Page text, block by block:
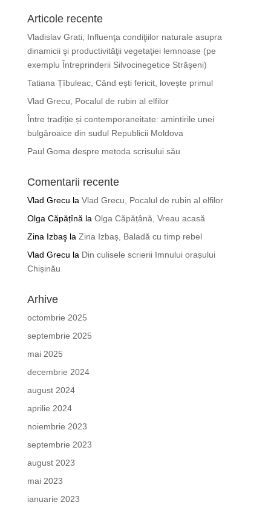
Articole recente
Vladislav Grati, Influenţa condiţiilor naturale asupra
dinamicii şi productivităţii vegetaţiei lemnoase (pe
exemplu Întreprinderii Silvocinegetice Străşeni)
Tatiana Țîbuleac, Când ești fericit, lovește primul
Vlad Grecu, Pocalul de rubin al elfilor
Între tradiție și contemporaneitate: amintirile unei
bulgăroaice din sudul Republicii Moldova
Paul Goma despre metoda scrisului său
Comentarii recente
Vlad Grecu la Vlad Grecu, Pocalul de rubin al elfilor
Olga Căpățînă la Olga Căpățână, Vreau acasă
Zina Izbaşla Zina Izbaș, Baladă cu timp rebel
Vlad Grecu la Din culisele scrierii Imnului orașului
Chișinău
Arhive
octombrie 2025
septembrie 2025
mai 2025
decembrie 2024
august 2024
aprilie 2024
noiembrie 2023
septembrie 2023
august 2023
mai 2023
ianuarie 2023